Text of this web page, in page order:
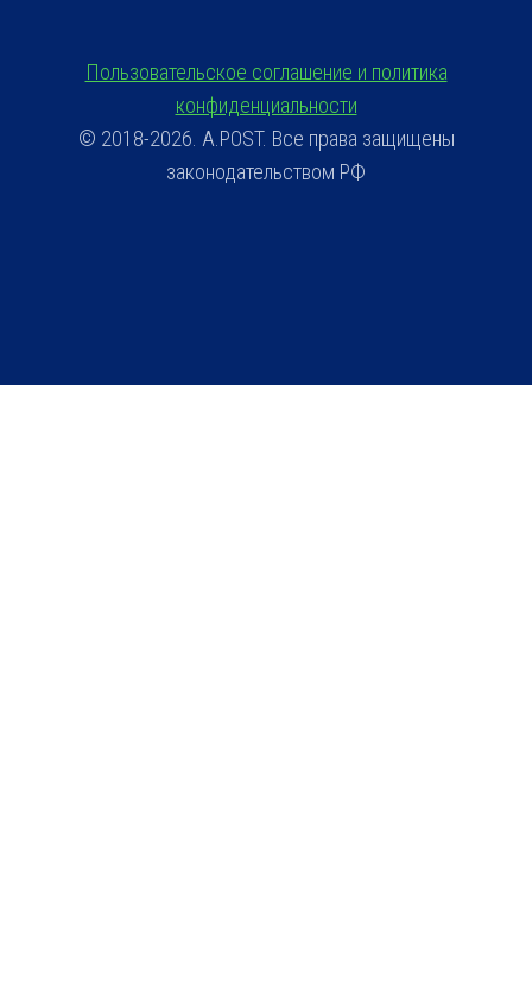
Пользовательское соглашение и политика
конфиденциальности
© 2018-2026. A.POST. Все права защищены
законодательством РФ